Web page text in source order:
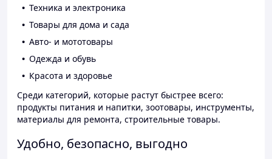
Техника и электроника
Товары для дома и сада
Авто- и мототовары
Одежда и обувь
Красота и здоровье
Среди категорий, которые растут быстрее всего:
продукты питания и напитки, зоотовары, инструменты,
материалы для ремонта, строительные товары.
Удобно, безопасно, выгодно